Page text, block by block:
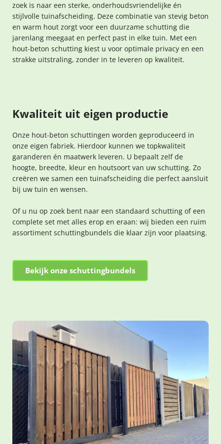
zoek is naar een sterke, onderhoudsvriendelijke én
stijlvolle tuinafscheiding. Deze combinatie van stevig beton
en warm hout zorgt voor een duurzame schutting die
jarenlang meegaat en perfect past in elke tuin. Met een
hout-beton schutting kiest u voor optimale privacy en een
strakke uitstraling, zonder in te leveren op kwaliteit.
Kwaliteit uit eigen productie
Onze hout-beton schuttingen worden geproduceerd in
onze eigen fabriek. Hierdoor kunnen we topkwaliteit
garanderen én maatwerk leveren. U bepaalt zelf de
hoogte, breedte, kleur en houtsoort van uw schutting. Zo
creëren we samen een tuinafscheiding die perfect aansluit
bij uw tuin en wensen.
Of u nu op zoek bent naar een standaard schutting of een
complete set met alles erop en eraan: wij bieden een ruim
assortiment schuttingbundels die klaar zijn voor plaatsing.
Bekijk onze schuttingbundels